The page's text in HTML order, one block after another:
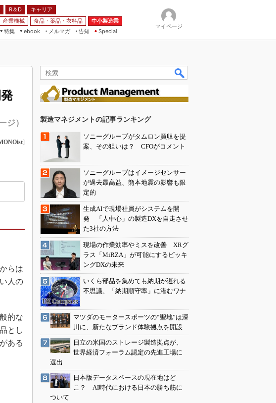
R＆D
キャリア
産業機械 食品・薬品・衣料品
中小製造業
特集
ebook
メルマガ
告知 Special
マイページ
ジ）
]
らは
人の
的な
とし
ある
製造マネジメントの記事ランキング
ソニーグループがタムロン買収を提
案、その狙いは？ CFOがコメント
ソニーグループはイメージセンサー
が過去最高益、熊本地震の影響も限
定的
生成AIで現場社員がシステムを開
発 「人中心」の製造DXを自走させ
た3社の方法
現場の作業効率やミスを改善 XRグ
ラス「MiRZA」が可能にするピッキ
ングDXの未来
いくら部品を集めても納期が遅れる
不思議、「納期順守率」に潜むワナ
マツダのモータースポーツの“聖地”は深
川に、新たなブランド体験拠点を開設
日立の米国のストレージ製造拠点が、
世界経済フォーラム認定の先進工場に
選出
日本版データスペースの現在地はど
こ？ AI時代における日本の勝ち筋に
ついて